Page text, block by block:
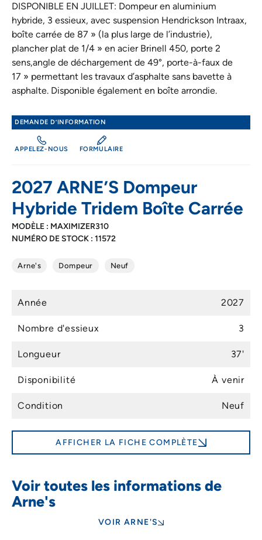
DISPONIBLE EN JUILLET: Dompeur en aluminium
hybride, 3 essieux, avec suspension Hendrickson Intraax,
boîte carrée de 87 » (la plus large de l’industrie),
plancher plat de 1/4 » en acier Brinell 450, porte 2
sens,angle de déchargement de 49°, porte-à-faux de
17 » permettant les travaux d’asphalte sans bavette à
asphalte. Disponible également en boîte arrondie.
DEMANDE D’INFORMATION
APPELEZ-NOUS FORMULAIRE
2027 ARNE’S Dompeur
Hybride Tridem Boîte Carrée
MODÈLE : MAXIMIZER310
NUMÉRO DE STOCK : 11572
Arne's Dompeur Neuf
Année 2027
Nombre d'essieux 3
Longueur 37'
Disponibilité À venir
Condition Neuf
AFFICHER LA FICHE COMPLÈTE
Voir toutes les informations de
Arne's
VOIR ARNE'S